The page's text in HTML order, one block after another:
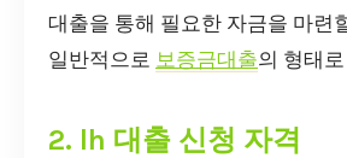
대출을 통해 필요한 자금을 마련
일반적으로 보증금대출의 형태
2. lh 대출 신청 자격